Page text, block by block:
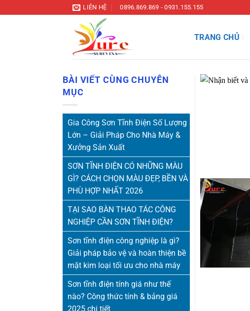
qua
LIÊN HỆ 0896.869.869 - 0931.155.155
TRANG CHỦ
BÀI VIẾT CÙNG CHUYÊN
MỤC
Gia Công Sơn Tĩnh Điện Số Lượng
Lớn – Giải Pháp Cho Nhà Máy &
Xưởng Sản Xuất
SƠN TĨNH ĐIỆN CÓ NHỮNG MÀU
GÌ? CÁCH CHỌN MÀU ĐẸP, BỀN VÀ
PHÙ HỢP NHẤT 2026
TẠI SAO BÀN THAO TÁC CÔNG
NGHIỆP CẦN SƠN TĨNH ĐIỆN?
Sơn tĩnh điện công nghiệp là gì?
Giải pháp bảo vệ và hoàn thiện bề
mặt kim loại tối ưu cho nhà máy
Sơn tĩnh điện tính giá như thế
nào? Công thức tính & bảng giá
2025 chi tiết